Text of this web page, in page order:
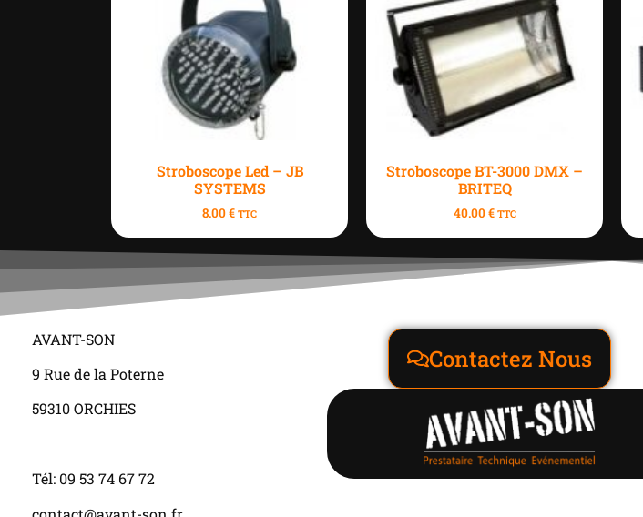
Stroboscope Led – JB
SYSTEMS
8.00€ TTC
Stroboscope BT-3000 DMX –
BRITEQ
40.00€ TTC
AVANT-SON
9 Rue de la Poterne
59310 ORCHIES
Tél: 09 53 74 67 72
Contactez Nous